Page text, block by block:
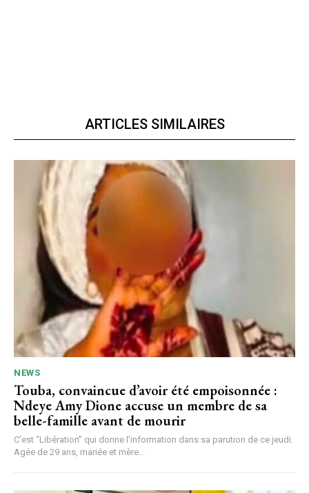
ARTICLES SIMILAIRES
NEWS
Touba, convaincue d’avoir été empoisonnée :
Ndeye Amy Dione accuse un membre de sa
belle-famille avant de mourir
C’est ‘’Libération’’ qui donne l’information dans sa parution de ce jeudi.
Agée de 29 ans, mariée et mère...